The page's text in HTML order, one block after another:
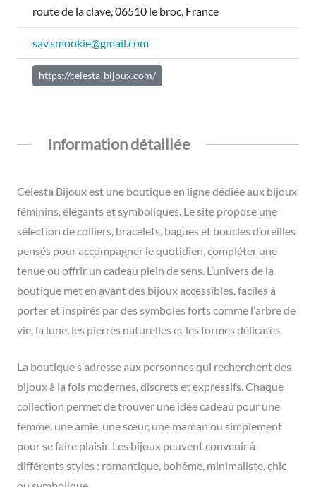
route de la clave, 06510 le broc, France
sav.smookie@gmail.com
https://celesta-bijoux.com/
Information détaillée
Celesta Bijoux est une boutique en ligne dédiée aux bijoux
féminins, élégants et symboliques. Le site propose une
sélection de colliers, bracelets, bagues et boucles d’oreilles
pensés pour accompagner le quotidien, compléter une
tenue ou offrir un cadeau plein de sens. L’univers de la
boutique met en avant des bijoux accessibles, faciles à
porter et inspirés par des symboles forts comme l’arbre de
vie, la lune, les pierres naturelles et les formes délicates.
La boutique s’adresse aux personnes qui recherchent des
bijoux à la fois modernes, discrets et expressifs. Chaque
collection permet de trouver une idée cadeau pour une
femme, une amie, une sœur, une maman ou simplement
pour se faire plaisir. Les bijoux peuvent convenir à
différents styles : romantique, bohème, minimaliste, chic